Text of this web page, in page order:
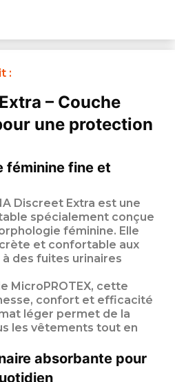
:
– Couche
une protection
féminine fine et
Discreet Extra est une
spécialement conçue
féminine. Elle
et confortable aux
des fuites urinaires
MicroPROTEX, cette
confort et efficacité
léger permet de la
les vêtements tout en
absorbante pour